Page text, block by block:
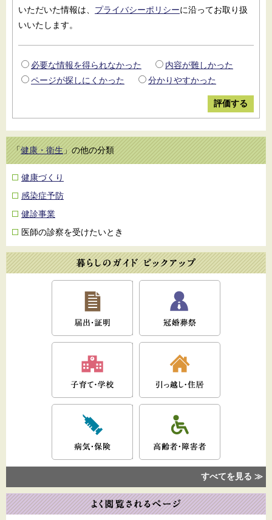
いただいた情報は、 プライバシーポリシーに沿ってお取り扱
いいたします。
必要な情報を得られなかった
内容が難しかった
ページが探しにくかった
分かりやすかった
「健康・衛生」の他の分類
健康づくり
感染症予防
健診事業
医師の診察を受けたいとき
すべてを見る ≫